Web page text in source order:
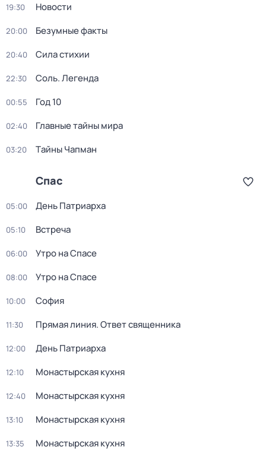
19:30 Новости
20:00 Безумные факты
20:40 Сила стихии
22:30 Соль. Легенда
00:55 Год 10
02:40 Главные тайны мира
03:20 Тaйны Чапман
Спас
05:00 День Патриарха
05:10 Встреча
06:00 Утро на Спасе
08:00 Утро на Спасе
10:00 София
11:30 Прямая линия. Ответ священника
12:00 День Патриарха
12:10 Монастырская кухня
12:40 Монастырская кухня
13:10 Монастырская кухня
13:35 Монастырская кухня